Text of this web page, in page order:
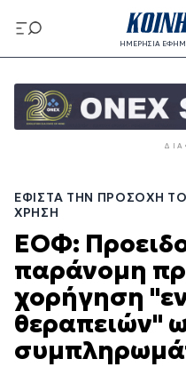
προς
το
περιεχόμενο
ΗΜΕΡΗΣΙΑ
προς
κυρίως
EΦΙΣΤΆ ΤΗΝ ΠΡΟΣΟΧΉ
ΧΡΉΣΗ
ΕΟΦ:
παράνομη
χορήγηση
θεραπειών"